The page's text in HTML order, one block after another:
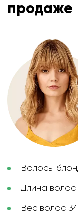
продаже
Волосы
Длина волос
Вес волос